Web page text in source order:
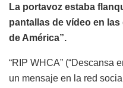
La portavoz estaba
pantallas de vídeo en
de América”.
“RIP WHCA” (“Descansa
un mensaje en la red